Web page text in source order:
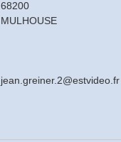
68200
MULHOUSE
jean.greiner.2@estvideo.fr